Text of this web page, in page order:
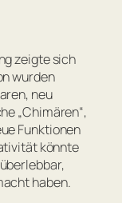
zeigte sich
wurden
neu
„Chimären“,
Funktionen
könnte
haben.